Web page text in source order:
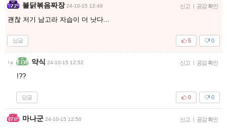
불닭볶음짜장 24-10-15 12:49 신고 | 공감 확인
괜찮 저기 남고라 자습이 더 낫다...
답글 0
5
약식 24-10-15 12:52 신고 | 공감 확인
!??
답글 0
0
마나군 24-10-15 12:50 신고 | 공감 확인